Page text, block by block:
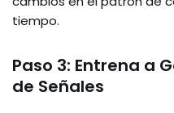
tiempo.
Paso 3: Entrena a
de Señales